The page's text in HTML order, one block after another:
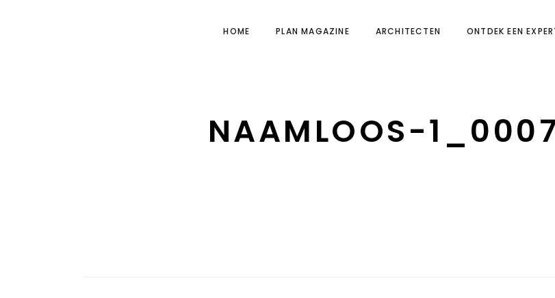
HOME PLAN MAGAZINE ARCHITECTEN ONTDEK EEN
NAAMLOOS-